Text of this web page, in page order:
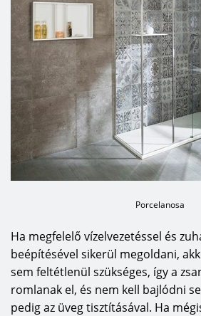
Porcelanosa
Ha megfelelő vízelvezetéssel és
beépítésével sikerül megoldani,
sem feltétlenül szükséges, így a
romlanak el, és nem kell bajlódni
pedig az üveg tisztításával. Ha